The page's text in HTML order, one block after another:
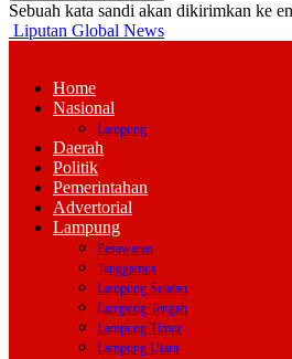
Sebuah kata sandi akan dikirimkan ke
Liputan Global News
Home
Nasional
Lampung
Daerah
Politik
Pemerintahan
Advertorial
Lampung
Pesawaran
Tanggamus
Lampung Selatan
Lampung Tengah
Lampung Timur
Lampung Utara